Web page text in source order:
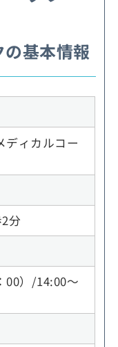
基本情報
ディカルコー
分
00）/14:00～